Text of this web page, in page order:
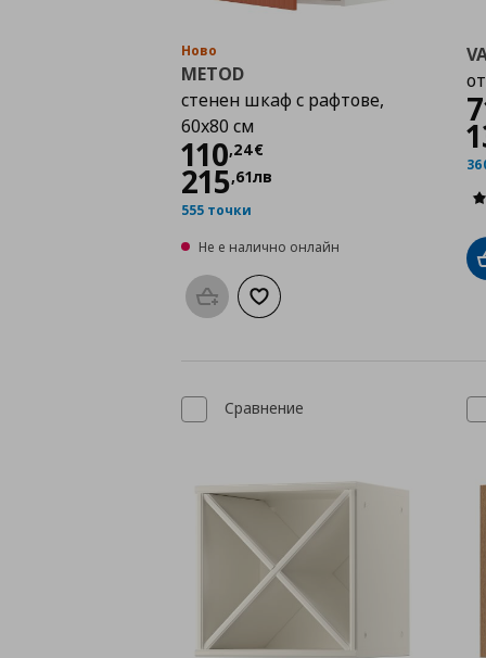
Ново
METOD
стенен шкаф с рафтове,
60x80 см
110,24€
Цена
215,61лв
555 точки
Не е налично онлайн
Προσθήκη στο καλάθι
Добави към списъка с любими
Сравнение